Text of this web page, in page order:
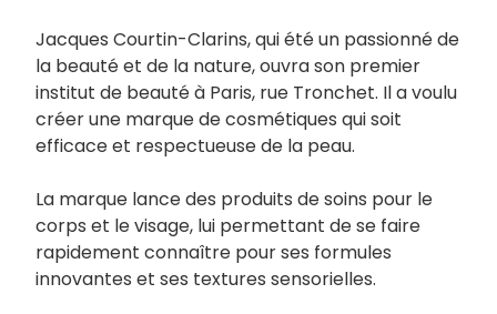
Jacques Courtin-Clarins, qui été un passionné de
la beauté et de la nature, ouvra son premier
institut de beauté à Paris, rue Tronchet. Il a voulu
créer une marque de cosmétiques qui soit
efficace et respectueuse de la peau.
La marque lance des produits de soins pour le
corps et le visage, lui permettant de se faire
rapidement connaître pour ses formules
innovantes et ses textures sensorielles.